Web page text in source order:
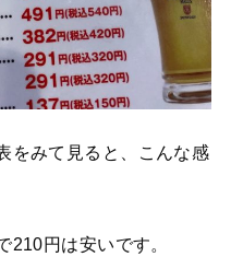
をみて見ると、こんな感
210円は安いです。